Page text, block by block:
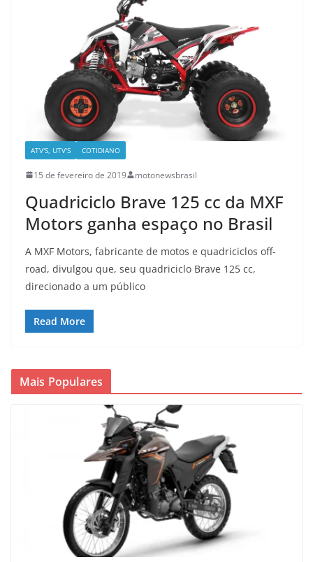
ATV'S, UTV'S COTIDIANO
15 de fevereiro de 2019 motonewsbrasil
Quadriciclo Brave 125 cc da MXF
Motors ganha espaço no Brasil
A MXF Motors, fabricante de motos e quadriciclos off-
road, divulgou que, seu quadriciclo Brave 125 cc,
direcionado a um público
Read More
Mais Populares